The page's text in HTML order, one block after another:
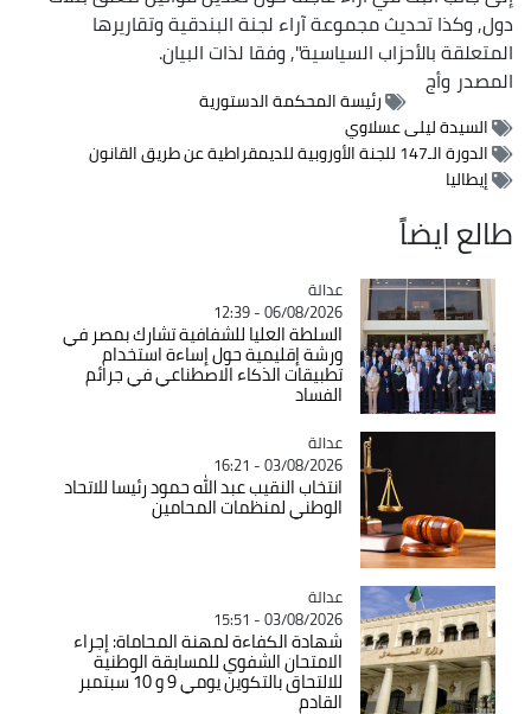
دول, وكذا تحديث مجموعة آراء لجنة البندقية وتقاريرها
المتعلقة بالأحزاب السياسية", وفقا لذات البيان.
المصدروأج
رئيسة المحكمة الدستورية
السيدة ليلى عسلاوي
الدورة الـ147 للجنة الأوروبية للديمقراطية عن طريق القانون
إيطاليا
طالع ايضاً
Catégorie
عدالة
06/08/2026 - 12:39
السلطة العليا للشفافية تشارك بمصر في
ورشة إقليمية حول إساءة استخدام
تطبيقات الذكاء الاصطناعي في جرائم
الفساد
Catégorie
عدالة
03/08/2026 - 16:21
انتخاب النقيب عبد الله حمود رئيسا للاتحاد
الوطني لمنظمات المحامين
Catégorie
عدالة
03/08/2026 - 15:51
شهادة الكفاءة لمهنة المحاماة: إجراء
الامتحان الشفوي للمسابقة الوطنية
للالتحاق بالتكوين يومي 9 و 10 سبتمبر
القادم